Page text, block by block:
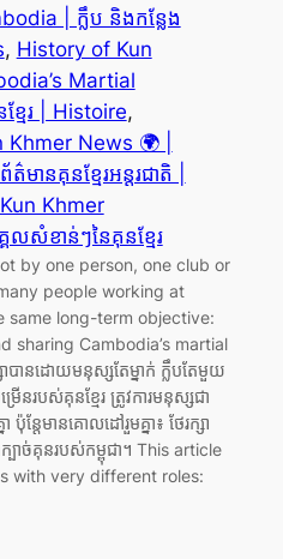
| ក្លឹប និងកន្លែង
, History of Kun
Martial
មែរ | Histoire
News 🌍 |
ានគុនខ្មែរអន្តរជាតិ |
Khmer
សំខាន់ៗនៃគុនខ្មែរ
by one person, one club or
people working at
long-term objective:
sharing Cambodia’s martial
ាបានដោយមនុស្សតែម្នាក់ ក្លឹបតែមួយ
នរបស់គុនខ្មែរ ត្រូវការមនុស្សជា
ប៉ុន្តែមានគោលដៅរួមគ្នា៖ ថែរក្សា
បាច់គុនរបស់កម្ពុជា។ This article
with very different roles: